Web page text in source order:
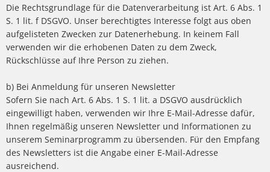
Die Rechtsgrundlage für die Datenverarbeitung ist Art. 6 Abs. 1
S. 1 lit. f DSGVO. Unser berechtigtes Interesse folgt aus oben
aufgelisteten Zwecken zur Datenerhebung. In keinem Fall
verwenden wir die erhobenen Daten zu dem Zweck,
Rückschlüsse auf Ihre Person zu ziehen.
b) Bei Anmeldung für unseren Newsletter
Sofern Sie nach Art. 6 Abs. 1 S. 1 lit. a DSGVO ausdrücklich
eingewilligt haben, verwenden wir Ihre E-Mail-Adresse dafür,
Ihnen regelmäßig unseren Newsletter und Informationen zu
unserem Seminarprogramm zu übersenden. Für den Empfang
des Newsletters ist die Angabe einer E-Mail-Adresse
ausreichend.